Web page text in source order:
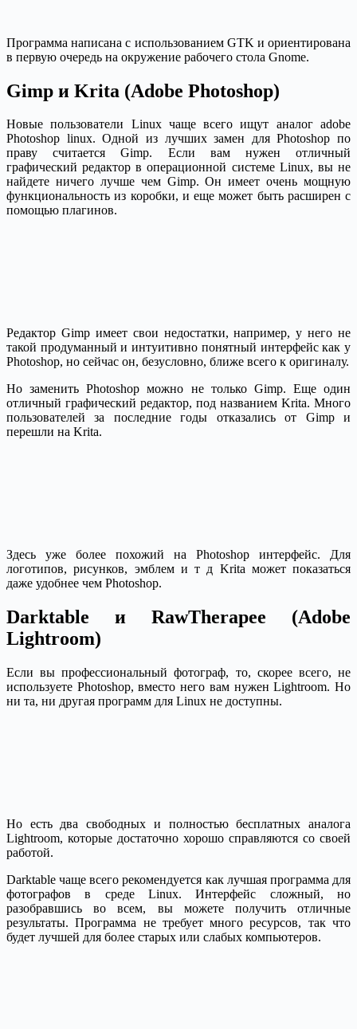
Программа написана с использованием GTK и ориентирована
в первую очередь на окружение рабочего стола Gnome.
Gimp и Krita (Adobe Photoshop)
Новые пользователи Linux чаще всего ищут аналог adobe
Photoshop linux. Одной из лучших замен для Photoshop по
праву считается Gimp. Если вам нужен отличный
графический редактор в операционной системе Linux, вы не
найдете ничего лучше чем Gimp. Он имеет очень мощную
функциональность из коробки, и еще может быть расширен с
помощью плагинов.
Редактор Gimp имеет свои недостатки, например, у него не
такой продуманный и интуитивно понятный интерфейс как у
Photoshop, но сейчас он, безусловно, ближе всего к оригиналу.
Но заменить Photoshop можно не только Gimp. Еще один
отличный графический редактор, под названием Krita. Много
пользователей за последние годы отказались от Gimp и
перешли на Krita.
Здесь уже более похожий на Photoshop интерфейс. Для
логотипов, рисунков, эмблем и т д Krita может показаться
даже удобнее чем Photoshop.
Darktable и RawTherapee (Adobe
Lightroom)
Если вы профессиональный фотограф, то, скорее всего, не
используете Photoshop, вместо него вам нужен Lightroom. Но
ни та, ни другая программ для Linux не доступны.
Но есть два свободных и полностью бесплатных аналога
Lightroom, которые достаточно хорошо справляются со своей
работой.
Darktable чаще всего рекомендуется как лучшая программа для
фотографов в среде Linux. Интерфейс сложный, но
разобравшись во всем, вы можете получить отличные
результаты. Программа не требует много ресурсов, так что
будет лучшей для более старых или слабых компьютеров.